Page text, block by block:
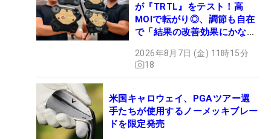
が『TRTL』をテスト！高
MOIで転がり◎、調節も自在
で「結果の改善効果にかなり
2026年8月7日 (金) 11時15分
18
米国キャロウェイ、PGAツアー選
手たちが使用するノーメッキブレー
ドを限定発売